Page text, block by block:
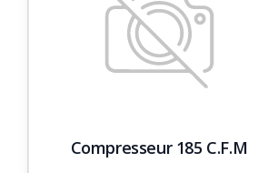
Compresseur 185 C.F.M